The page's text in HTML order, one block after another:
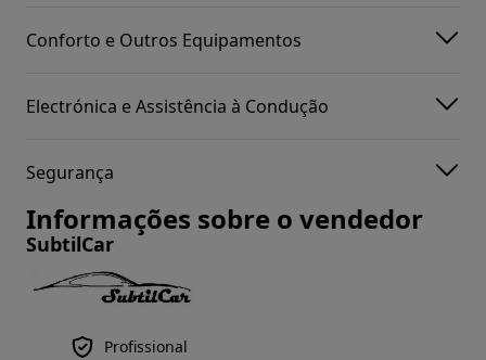
Conforto e Outros Equipamentos
Electrónica e Assistência à Condução
Segurança
Informações sobre o vendedor
SubtilCar
Profissional